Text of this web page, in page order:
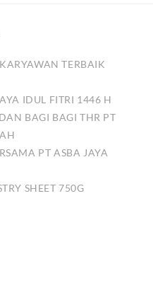
TERBAIK
IDUL FITRI 1446 H
BAGI BAGI THR PT
PT ASBA JAYA
SHEET 750G